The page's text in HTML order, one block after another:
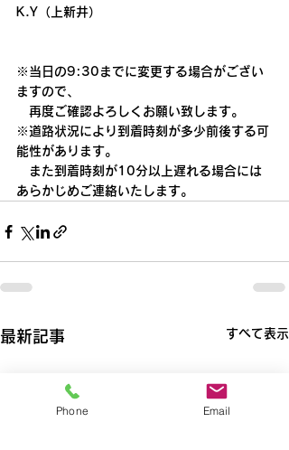
K.Y（上新井）
※当日の9:30までに変更する場合がござい
ますので、
再度ご確認よろしくお願い致します。
※道路状況により到着時刻が多少前後する可
能性があります。
また到着時刻が10分以上遅れる場合には
あらかじめご連絡いたします。
最新記事 すべて表示
Phone Email